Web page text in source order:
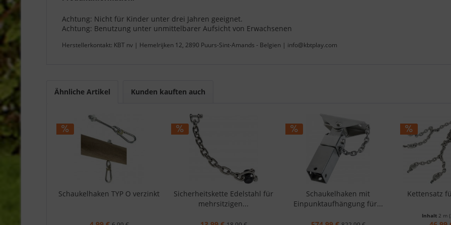
Achtung: Nicht für Kinder unter drei Jahren geeignet.
Achtung: Benutzung unter unmittelbarer Aufsicht von Erwachsenen
Herstellerkontakt: KBT nv | Hemelrijken 12, 2890 Puurs-Sint-Amands - Belgien | info@kbtplay.com
Ähnliche Artikel Kunden kauften auch
Schaukelhaken TYP O verzinkt
Sicherheitskette Edelstahl für
mehrsitzigen...
Schaukelhaken mit
Einpunktaufhängung für...
Kettensatz
Inhalt2 m